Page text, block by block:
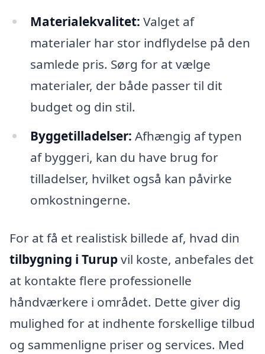
Materialekvalitet: Valget af
materialer har stor indflydelse på den
samlede pris. Sørg for at vælge
materialer, der både passer til dit
budget og din stil.
Byggetilladelser: Afhængig af typen
af byggeri, kan du have brug for
tilladelser, hvilket også kan påvirke
omkostningerne.
For at få et realistisk billede af, hvad din
tilbygning i Turupvil koste, anbefales det
at kontakte flere professionelle
håndværkere i området. Dette giver dig
mulighed for at indhente forskellige tilbud
og sammenligne priser og services. Med